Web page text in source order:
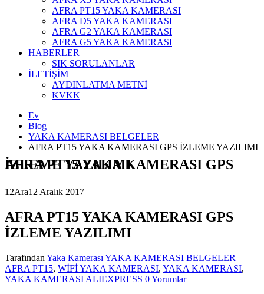
AFRA PT15 YAKA KAMERASI
AFRA D5 YAKA KAMERASI
AFRA G2 YAKA KAMERASI
AFRA G5 YAKA KAMERASI
HABERLER
SIK SORULANLAR
İLETİŞİM
AYDINLATMA METNİ
KVKK
Ev
Blog
YAKA KAMERASI BELGELER
AFRA PT15 YAKA KAMERASI GPS İZLEME YAZILIMI
AFRA PT15 YAKA KAMERASI GPS İZLEME YAZILIMI
12Ara12 Aralık 2017
AFRA PT15 YAKA KAMERASI GPS
İZLEME YAZILIMI
Tarafından Yaka Kamerası YAKA KAMERASI BELGELER
AFRA PT15, WİFİ YAKA KAMERASI, YAKA KAMERASI,
YAKA KAMERASI ALIEXPRESS 0 Yorumlar